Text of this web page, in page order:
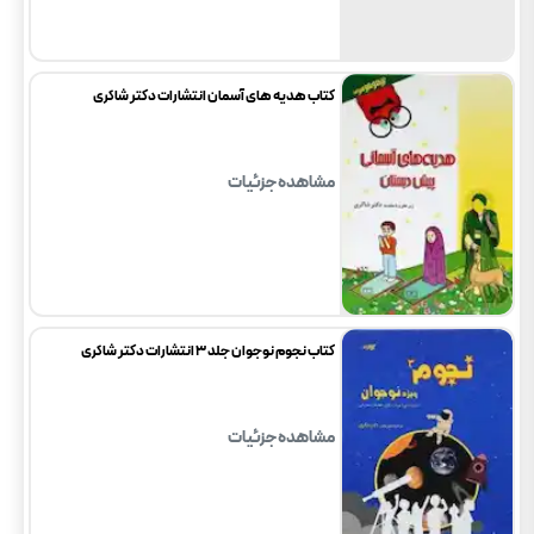
کتاب هدیه های آسمان انتشارات دکتر شاکری
مشاهده جزئیات
کتاب نجوم نوجوان جلد 3 انتشارات دکتر شاکری
مشاهده جزئیات